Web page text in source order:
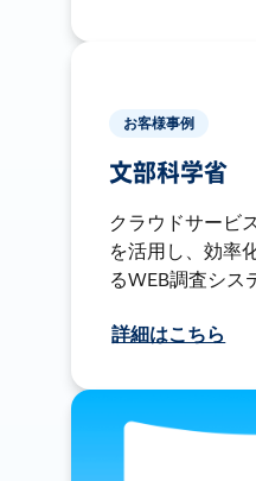
お客様事例
文部科学省
クラウドサービ
を活用し、効率
るWEB調査シス
詳細はこちら